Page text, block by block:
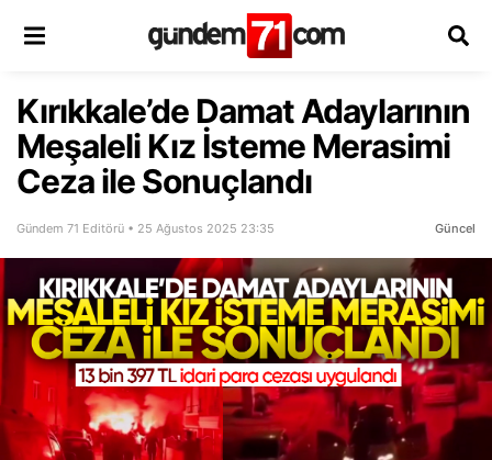
Kırıkkale’de Damat Adaylarının
Meşaleli Kız İsteme Merasimi
Ceza ile Sonuçlandı
Gündem 71 Editörü • 25 Ağustos 2025 23:35 Güncel